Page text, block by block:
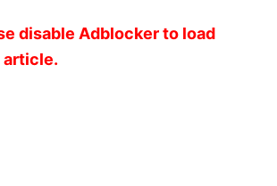
disable Adblocker to load
article.